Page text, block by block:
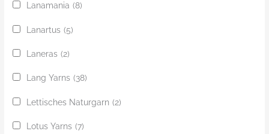
Lanamania (8)
Lanartus (5)
Laneras (2)
Lang Yarns (38)
Lettisches Naturgarn (2)
Lotus Yarns (7)